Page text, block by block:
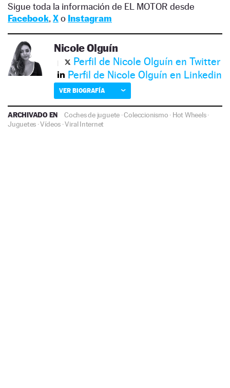
Sigue toda la información de EL MOTOR desde
Facebook, Xo Instagram
Nicole Olguín
Perfil de Nicole Olguín en Twitter
Perfil de Nicole Olguín en Linkedin
VER BIOGRAFÍA
ARCHIVADO EN Coches de juguete ·Coleccionismo · Hot Wheels·
Juguetes ·Vídeos ·Viral Internet